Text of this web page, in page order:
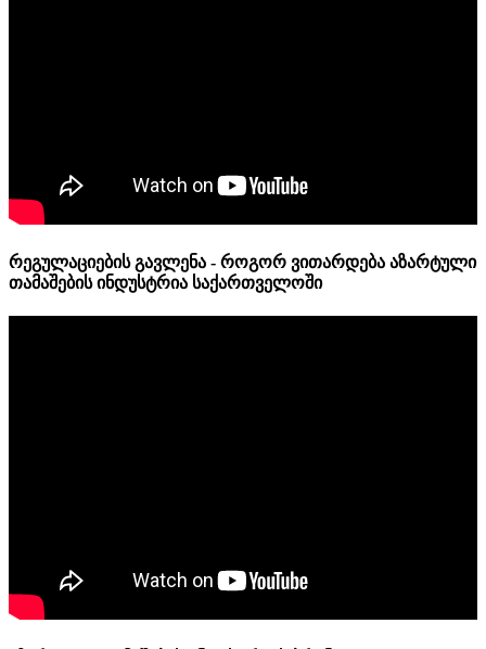
რეგულაციების გავლენა - როგორ ვითარდება აზარტული
თამაშების ინდუსტრია საქართველოში